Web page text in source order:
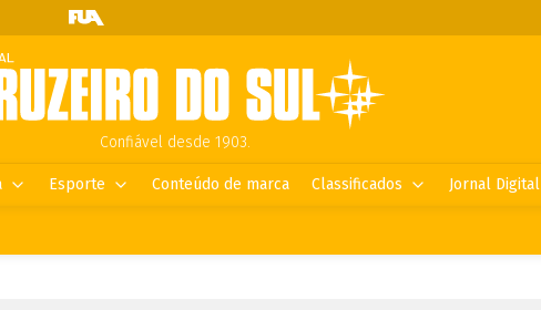
Confiável desde 1903.
Esporte Conteúdo de marca Classificados Jornal Digital